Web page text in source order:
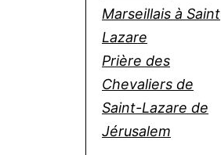
Marseillais à Saint
Lazare
Prière des
Chevaliers de
Saint-Lazare de
Jérusalem